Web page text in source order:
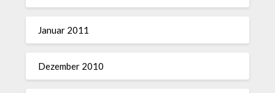
Januar 2011
Dezember 2010